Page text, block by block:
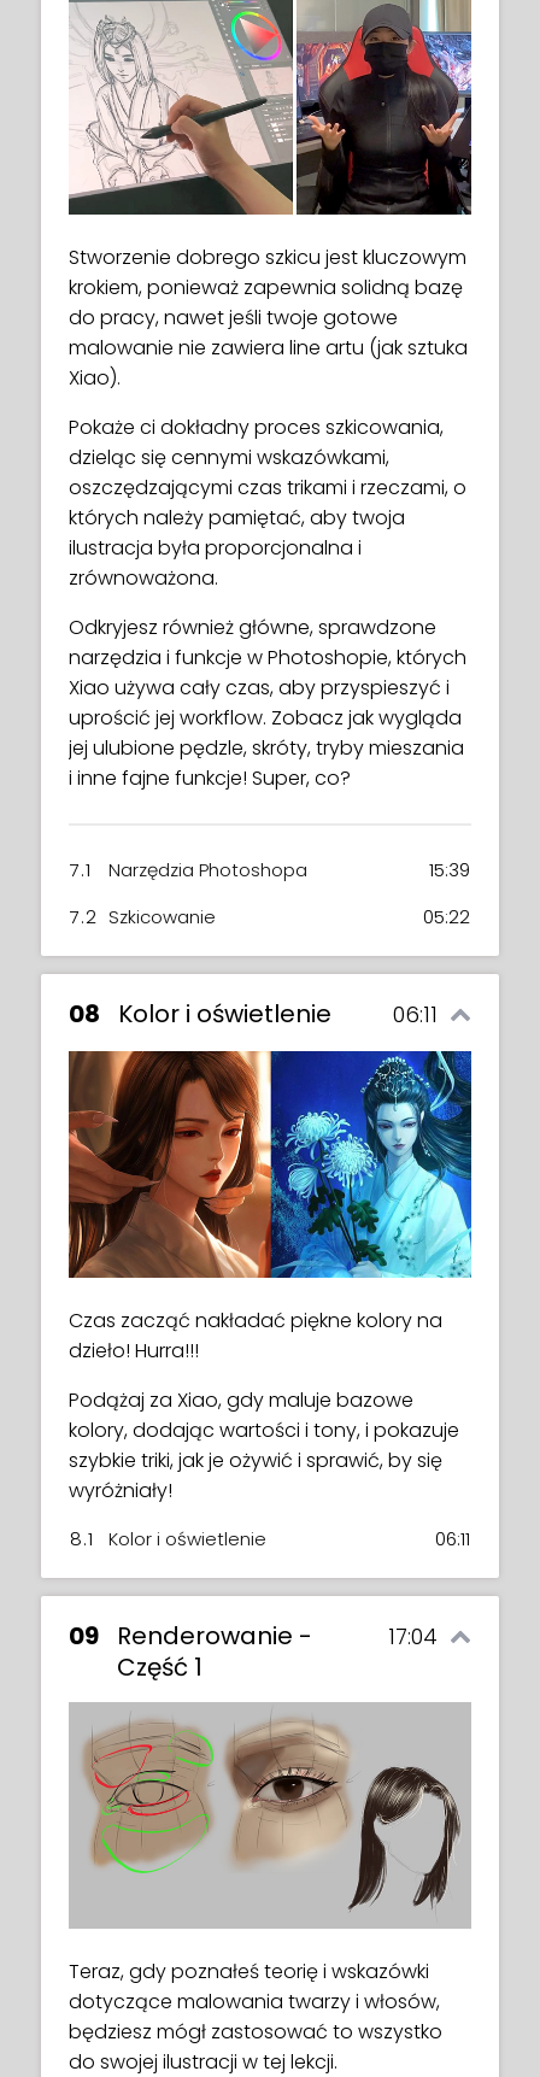
Stworzenie dobrego szkicu jest kluczowym
krokiem, ponieważ zapewnia solidną bazę
do pracy, nawet jeśli twoje gotowe
malowanie nie zawiera line artu (jak sztuka
Xiao).
Pokaże ci dokładny proces szkicowania,
dzieląc się cennymi wskazówkami,
oszczędzającymi czas trikami i rzeczami, o
których należy pamiętać, aby twoja
ilustracja była proporcjonalna i
zrównoważona.
Odkryjesz również główne, sprawdzone
narzędzia i funkcje w Photoshopie, których
Xiao używa cały czas, aby przyspieszyć i
uprościć jej workflow. Zobacz jak wygląda
jej ulubione pędzle, skróty, tryby mieszania
i inne fajne funkcje! Super, co?
7.1 Narzędzia Photoshopa
15:39
7.2 Szkicowanie 05:22
08 Kolor i oświetlenie 06:11
Czas zacząć nakładać piękne kolory na
dzieło! Hurra!!!
Podążaj za Xiao, gdy maluje bazowe
kolory, dodając wartości i tony, i pokazuje
szybkie triki, jak je ożywić i sprawić, by się
wyróżniały!
8.1 Kolor i oświetlenie 06:11
09
Renderowanie -
Część 1
17:04
Teraz, gdy poznałeś teorię i wskazówki
dotyczące malowania twarzy i włosów,
będziesz mógł zastosować to wszystko
do swojej ilustracji w tej lekcji.